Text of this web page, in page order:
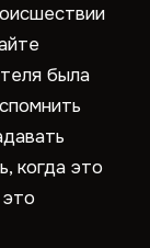
была
когда это